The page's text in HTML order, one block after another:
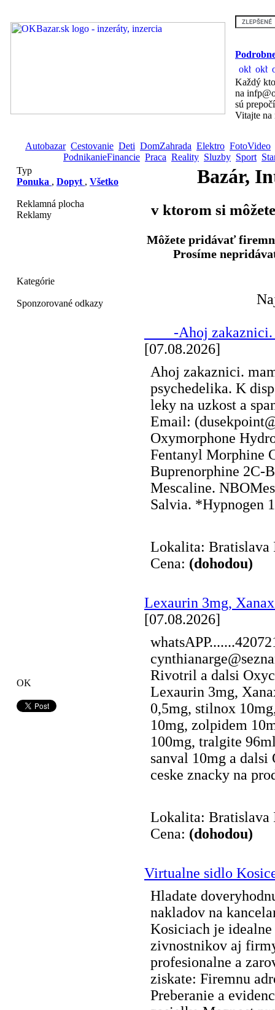
Každý
na
sú
Vitajte na
Autobazar Cestovanie Deti DomZahrada Elektro FotoVideo
PodnikanieFinancie Praca Reality Sluzby Sport
Typ
Ponuka , Dopyt , Všetko
Reklamná plocha
Reklamy
Kategórie
Sponzorované odkazy
OK
Bazár,
v ktorom si
Môžete pridávať
Prosíme
____-Ahoj
[07.08.2026]
Ahoj zakaznici.
psychedelika. K
leky na uzkost a
Email:
Oxymorphone
Fentanyl Morphine
Buprenorphine 2C-
Mescaline.
Salvia. *Hypnogen
Lokalita: Bratislava
Cena: (dohodou)
Lexaurin 3mg,
[07.08.2026]
Rivotril a dalsi
Lexaurin 3mg,
0,5mg, stilnox
10mg, zolpidem
100mg, tralgite
sanval 10mg a
ceske znacky na
Lokalita: Bratislava
Cena: (dohodou)
Virtualne sidlo
Hladate
nakladov na
Kosiciach je
zivnostnikov aj
profesionalne a
ziskate: Firemnu
Preberanie a